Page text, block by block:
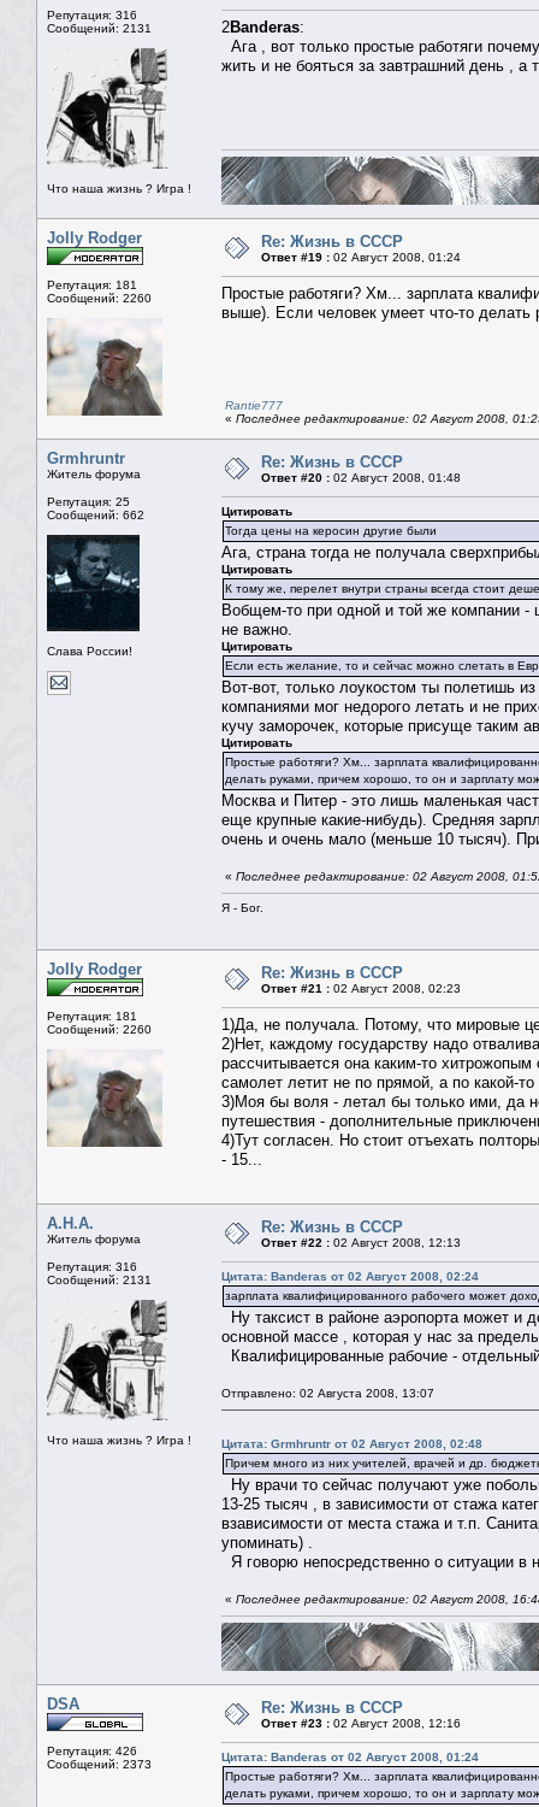
Репутация: 316
Сообщений: 2131
Что наша жизнь ? Игра !
2Banderas:
Ага , вот только простые работяги
жить и не бояться за завтрашний день ,
Jolly Rodger
Репутация: 181
Сообщений: 2260
Re: Жизнь в СССР
Ответ #19 : 02 Август 2008, 01:24
Простые работяги? Хм... зарплата
выше). Если человек умеет что-то
Rantie777
« Последнее редактирование: 02 Август 2008,
Grmhruntr
Житель форума
Репутация: 25
Сообщений: 662
Слава России!
Re: Жизнь в СССР
Ответ #20 : 02 Август 2008, 01:48
Цитировать
Тогда цены на керосин другие были
Ага, страна тогда не получала
Цитировать
К тому же, перелет внутри страны всегда стоит
Вобщем-то при одной и той же компании -
не важно.
Цитировать
Если есть желание, то и сейчас можно слетать в
Вот-вот, только лоукостом ты полетишь
компаниями мог недорого летать и не
кучу заморочек, которые присуще таким
Цитировать
Простые работяги? Хм... зарплата
делать руками, причем хорошо, то он и зарплату
Москва и Питер - это лишь маленькая
еще крупные какие-нибудь). Средняя
очень и очень мало (меньше 10 тысяч).
« Последнее редактирование: 02 Август 2008,
Я - Бог.
Jolly Rodger
Репутация: 181
Сообщений: 2260
Re: Жизнь в СССР
Ответ #21 : 02 Август 2008, 02:23
1)Да, не получала. Потому, что мировые
2)Нет, каждому государству надо
рассчитывается она каким-то
самолет летит не по прямой, а по какой-
3)Моя бы воля - летал бы только ими, да
путешествия - дополнительные
4)Тут согласен. Но стоит отъехать
- 15...
А.Н.А.
Житель форума
Репутация: 316
Сообщений: 2131
Что наша жизнь ? Игра !
Re: Жизнь в СССР
Ответ #22 : 02 Август 2008, 12:13
Цитата: Banderas от 02 Август 2008, 02:24
зарплата квалифицированного рабочего может
Ну таксист в районе аэропорта может и
основной массе , которая у нас за
Квалифицированные рабочие -
Отправлено: 02 Августа 2008, 13:07
Цитата: Grmhruntr от 02 Август 2008, 02:48
Причем много из них учителей, врачей и др.
Ну врачи то сейчас получают уже
13-25 тысяч , в зависимости от стажа
взависимости от места стажа и т.п.
упоминать) .
Я говорю непосредственно о ситуации
« Последнее редактирование: 02 Август 2008,
DSA
Репутация: 426
Сообщений: 2373
Re: Жизнь в СССР
Ответ #23 : 02 Август 2008, 12:16
Цитата: Banderas от 02 Август 2008, 01:24
Простые работяги? Хм... зарплата
делать руками, причем хорошо, то он и зарплату